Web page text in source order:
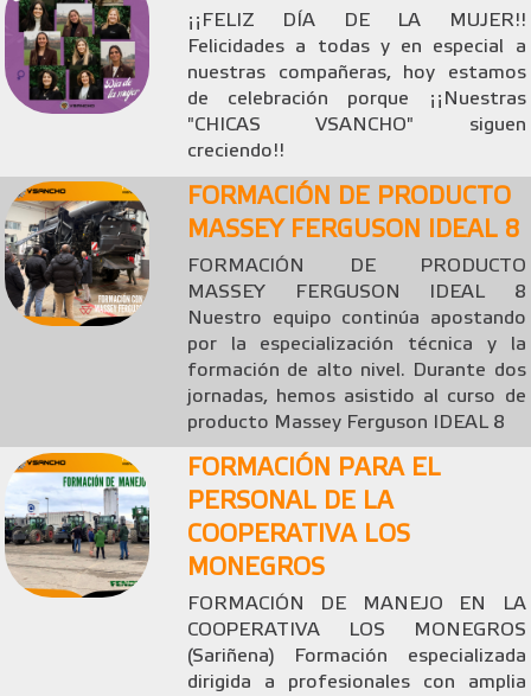
¡¡FELIZ DÍA DE LA MUJER!!
Felicidades a todas y en especial a
nuestras compañeras, hoy estamos
de celebración porque ¡¡Nuestras
"CHICAS VSANCHO" siguen
creciendo!!
FORMACIÓN DE PRODUCTO
MASSEY FERGUSON IDEAL 8
FORMACIÓN DE PRODUCTO
MASSEY FERGUSON IDEAL 8
Nuestro equipo continúa apostando
por la especialización técnica y la
formación de alto nivel. Durante dos
jornadas, hemos asistido al curso de
producto Massey Ferguson IDEAL 8
FORMACIÓN PARA EL
PERSONAL DE LA
COOPERATIVA LOS
MONEGROS
FORMACIÓN DE MANEJO EN LA
COOPERATIVA LOS MONEGROS
(Sariñena) Formación especializada
dirigida a profesionales con amplia